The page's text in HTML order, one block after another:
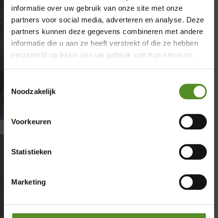
informatie over uw gebruik van onze site met onze
partners voor social media, adverteren en analyse. Deze
partners kunnen deze gegevens combineren met andere
informatie die u aan ze heeft verstrekt of die ze hebben
verzameld op basis van uw gebruik van hun services.
Noodzakelijk
Voorkeuren
Statistieken
MarketingWaarom brandveiligheid bij
Waarom brandveiligheid bij matrassen
Showroom Breda
Vrijdag 12:00 – 17:00
Zondag 12:00 – 17:00
×